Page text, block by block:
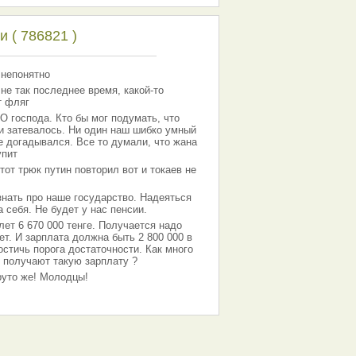
( 786821 )
так последнее время, какой-то
фляг
Кто бы мог подумать, что
затевалось. Ни один наш шибко умный
догадывался. Все то думали, что жана
трюк путин повторил вот и токаев не
про наше государство. Надеяться
себя. Не будет у нас пенсии.
6 670 000 тенге. Получается надо
И зарплата должна быть 2 800 000 в
порога достаточности. Как много
такую зарплату ?
же! Молодцы!